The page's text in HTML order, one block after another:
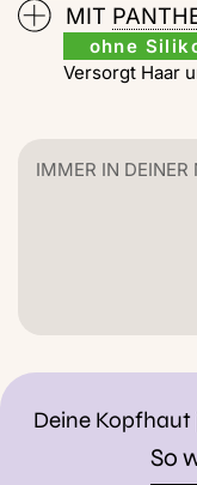
MIT
ohne
Versorgt Haar
IMMER IN DEINER
Deine
So